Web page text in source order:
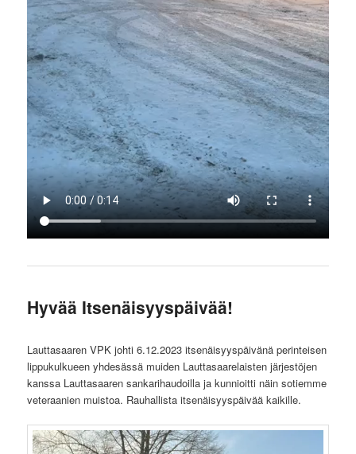
Hyvää Itsenäisyyspäivää!
Lauttasaaren VPK johti 6.12.2023 itsenäisyyspäivänä perinteisen
lippukulkueen yhdesässä muiden Lauttasaarelaisten järjestöjen
kanssa Lauttasaaren sankarihaudoilla ja kunnioitti näin sotiemme
veteraanien muistoa. Rauhallista itsenäisyyspäivää kaikille.